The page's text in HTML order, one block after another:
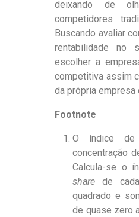
deixando de
competidores
Buscando avaliar
rentabilidade no
escolher a
competitiva assim
da própria empresa
Footnote
O índice de
concentração
Calcula-se o
share de
quadrado e
de quase zero